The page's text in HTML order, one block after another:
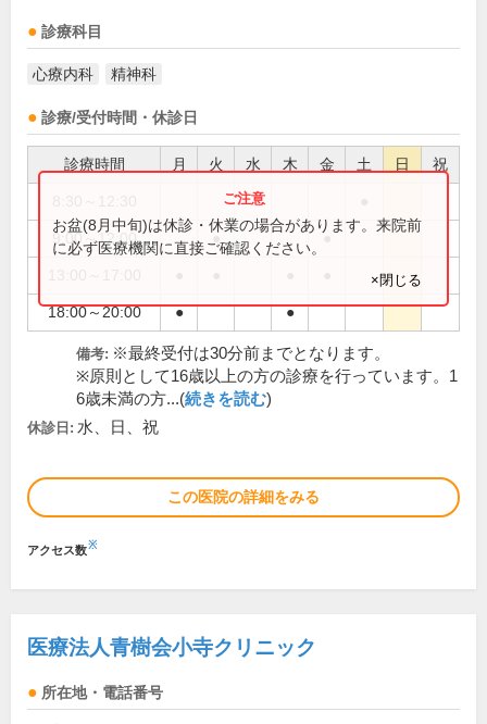
診療科目
心療内科 精神科
診療/受付時間・休診日
診療時間 月 火 水 木 金 土 日 祝
9:00～12:00 ● ●
18:00～20:00 ● ●
お盆(8月中旬)は休診・休業の場合があります。来院前
に必ず医療機関に直接ご確認ください。
×閉じる
備考: ※最終受付は30分前までとなります。
※原則として16歳以上の方の診療を行っています。1
6歳未満の方...(続きを読む)
休診日: 水、日、祝
この医院の詳細をみる
アクセス数※
医療法人青樹会小寺クリニック
所在地・電話番号